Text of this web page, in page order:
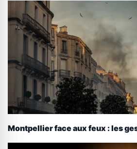
Montpellier face aux feux : les